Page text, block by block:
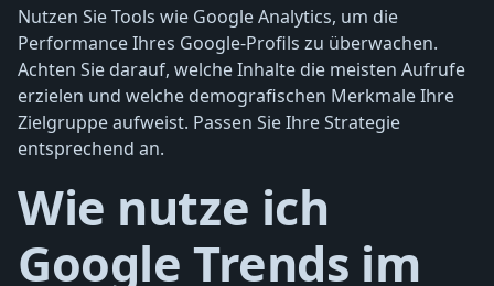
Nutzen Sie Tools wie Google Analytics, um die
Performance Ihres Google-Profils zu überwachen.
Achten Sie darauf, welche Inhalte die meisten Aufrufe
erzielen und welche demografischen Merkmale Ihre
Zielgruppe aufweist. Passen Sie Ihre Strategie
entsprechend an.
Wie nutze ich
Google Trends im